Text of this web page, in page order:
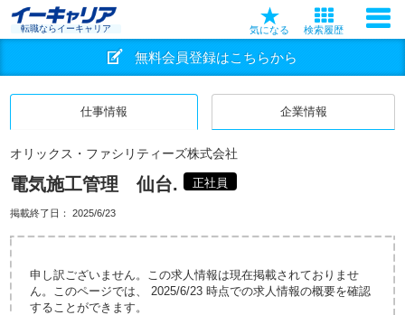
転職ならイーキャリア 気になる 検索履歴
無料会員登録はこちらから
仕事情報 企業情報
オリックス・ファシリティーズ株式会社
電気施工管理 仙台. 正社員
掲載終了日： 2025/6/23
申し訳ございません。この求人情報は現在掲載されておりませ
ん。このページでは、 2025/6/23 時点での求人情報の概要を確認
することができます。